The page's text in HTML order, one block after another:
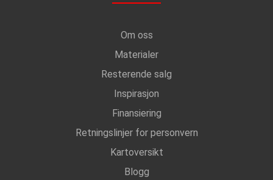
Om oss
Materialer
Resterende salg
Inspirasjon
Finansiering
Retningslinjer for personvern
Kartoversikt
Blogg